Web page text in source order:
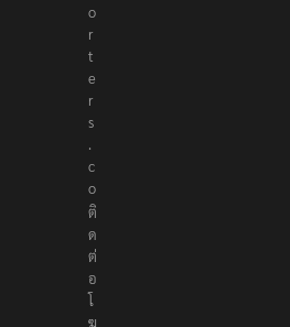
r
t
e
r
s
.
c
o
ติ
ด
ต่
อ
โ
ฆ
ษ